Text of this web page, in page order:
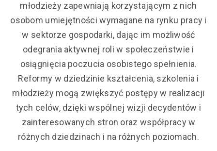
młodzieży zapewniają korzystającym z nich
osobom umiejętności wymagane na rynku pracy i
w sektorze gospodarki, dając im możliwość
odegrania aktywnej roli w społeczeństwie i
osiągnięcia poczucia osobistego spełnienia.
Reformy w dziedzinie kształcenia, szkolenia i
młodzieży mogą zwiększyć postępy w realizacji
tych celów, dzięki wspólnej wizji decydentów i
zainteresowanych stron oraz współpracy w
różnych dziedzinach i na różnych poziomach.